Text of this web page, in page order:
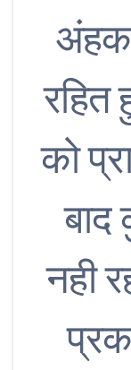
रहित
को
बाद
नही